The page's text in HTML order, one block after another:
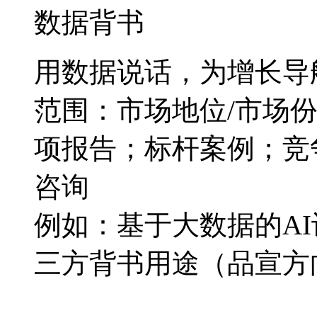
数据背书
用数据说话，为增长导
范围：市场地位/市场
项报告；标杆案例；
咨询
例如：基于大数据的
三方背书用途（品宣